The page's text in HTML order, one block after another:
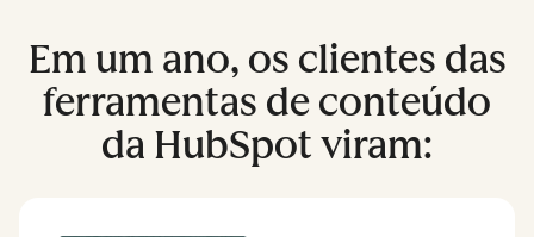
Em um ano, os clientes das
ferramentas de conteúdo
da HubSpot viram: